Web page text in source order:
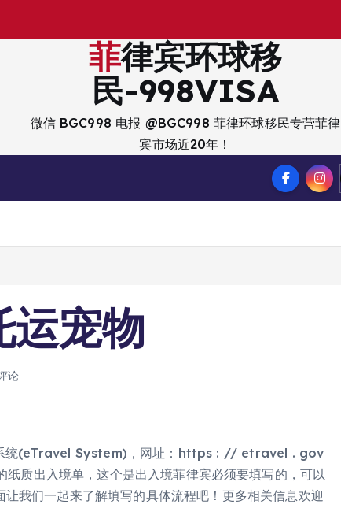
菲律宾环球移
民-998VISA
微信 BGC998 电报 @BGC998 菲律环球移民专营菲律
宾市场近20年！
运宠物
论
系统(eTravel System)，网址：https : // etravel . gov
质出入境单，这个是出入境菲律宾必须要填写的，可以
我们一起来了解填写的具体流程吧！更多相关信息欢迎